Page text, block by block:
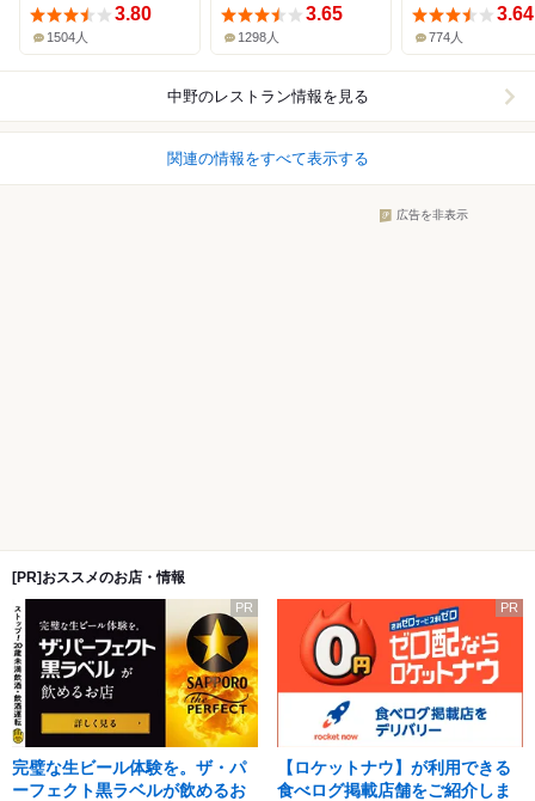
3.80
1504人
3.65
1298人
3.64
774人
中野のレストラン情報を見る
関連の情報をすべて表示する
広告を非表示
[PR]おススメのお店・情報
PR
完璧な生ビール体験を。ザ・パ
ーフェクト黒ラベルが飲めるお
PR
【ロケットナウ】が利用できる
食べログ掲載店舗をご紹介しま